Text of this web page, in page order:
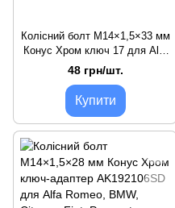
Колісний болт M14×1,5×33 мм
Конус Хром ключ 17 для Alfa
Romeo, BMW, Citroen, Fiat,
Peugeot, Renault, Saab, Volvo
48 грн/шт.
Купити